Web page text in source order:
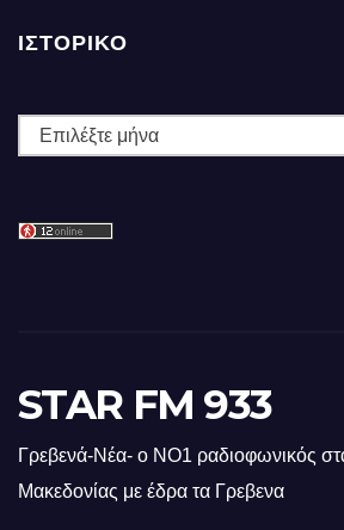
ΙΣΤΟΡΙΚΌ
Ιστορικό
STAR FM 933
Γρεβενά-Νέα- ο ΝΟ1 ραδιοφωνικός
Μακεδονίας με έδρα τα Γρεβενα